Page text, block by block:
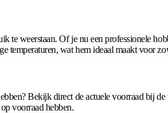
te weerstaan. Of je nu een professionele
temperaturen, wat hem ideaal maakt voor
Bekijk direct de actuele voorraad bij
voorraad hebben.